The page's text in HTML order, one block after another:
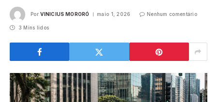
Por VINICIUS MORORÓ maio 1, 2026 Nenhum comentário
3 Mins lidos